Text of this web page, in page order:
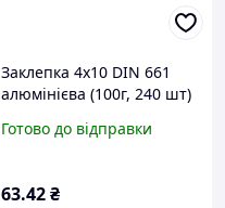
Заклепка 4х10 DIN 661
алюмінієва (100г, 240 шт)
SL11.104232
Готово до відправки
63.42₴